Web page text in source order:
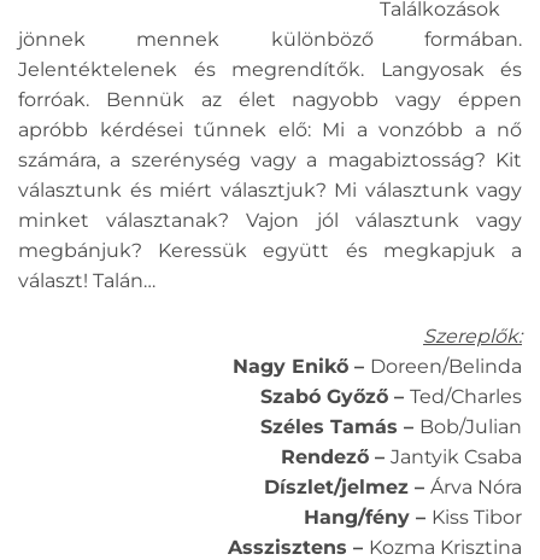
Találkozások
jönnek mennek különböző formában.
Jelentéktelenek és megrendítők. Langyosak és
forróak. Bennük az élet nagyobb vagy éppen
apróbb kérdései tűnnek elő: Mi a vonzóbb a nő
számára, a szerénység vagy a magabiztosság? Kit
választunk és miért választjuk? Mi választunk vagy
minket választanak? Vajon jól választunk vagy
megbánjuk? Keressük együtt és megkapjuk a
választ! Talán…
Szereplők:
Nagy Enikő – Doreen/Belinda
Szabó Győző – Ted/Charles
Széles Tamás – Bob/Julian
Rendező – Jantyik Csaba
Díszlet/jelmez – Árva Nóra
Hang/fény – Kiss Tibor
Asszisztens – Kozma Krisztina